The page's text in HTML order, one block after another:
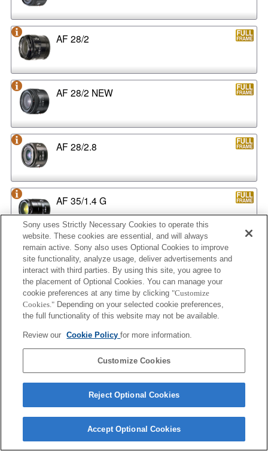
AF 28/2
AF 28/2 NEW
AF 28/2.8
AF 35/1.4 G
AF 35/1.4 G NEW
AF 35/2
AF 35/2 NEW
AF 50/1.4
Sony uses Strictly Necessary Cookies to operate this
website. These cookies are essential, and will always
remain active. Sony also uses Optional Cookies to improve
site functionality, analyze usage, deliver advertisements and
interact with third parties. By using this site, you agree to
the placement of Optional Cookies. You can manage your
cookie preferences at any time by clicking "Customize
Cookies." Depending on your selected cookie preferences,
the full functionality of this website may not be available.
Review our Cookie Policyfor more information.
Customize Cookies
Reject Optional Cookies
Accept Optional Cookies